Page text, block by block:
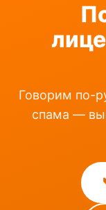
Говорим по-
спама —